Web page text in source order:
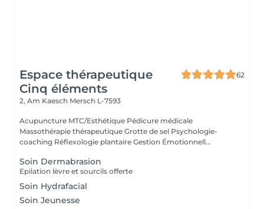
Espace thérapeutique
Cinq éléments
62
2, Am Kaesch Mersch L-7593
Acupuncture MTC/Esthétique Pédicure médicale
Massothérapie thérapeutique Grotte de sel Psychologie-
coaching Réflexologie plantaire Gestion Émotionnell...
Soin Dermabrasion
Epilation lèvre et sourcils offerte
Soin Hydrafacial
Soin Jeunesse